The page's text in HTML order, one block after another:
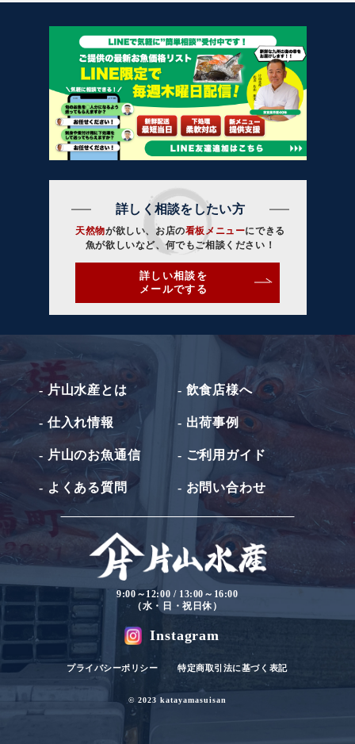
詳しく相談をしたい方
天然物が欲しい、お店の看板メニューにできる
魚が欲しいなど、何でもご相談ください！
詳しい相談を
メールでする
- 片山水産とは - 飲食店様へ
- 仕入れ情報 - 出荷事例
- 片山のお魚通信 - ご利用ガイド
- よくある質問 - お問い合わせ
9:00～12:00 / 13:00～16:00
（水・日・祝日休）
Instagram
プライバシーポリシー 特定商取引法に基づく表記
© 2023 katayamasuisan